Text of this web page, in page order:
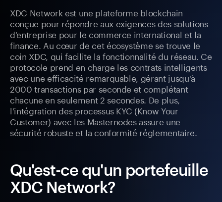
XDC Network est une plateforme blockchain
conçue pour répondre aux exigences des solutions
d'entreprise pour le commerce international et la
finance. Au cœur de cet écosystème se trouve le
coin XDC, qui facilite la fonctionnalité du réseau. Ce
protocole prend en charge les contrats intelligents
avec une efficacité remarquable, gérant jusqu'à
2000 transactions par seconde et complétant
chacune en seulement 2 secondes. De plus,
l'intégration des processus KYC (Know Your
Customer) avec les Masternodes assure une
sécurité robuste et la conformité réglementaire.
Qu'est-ce qu'un portefeuille
XDC Network?